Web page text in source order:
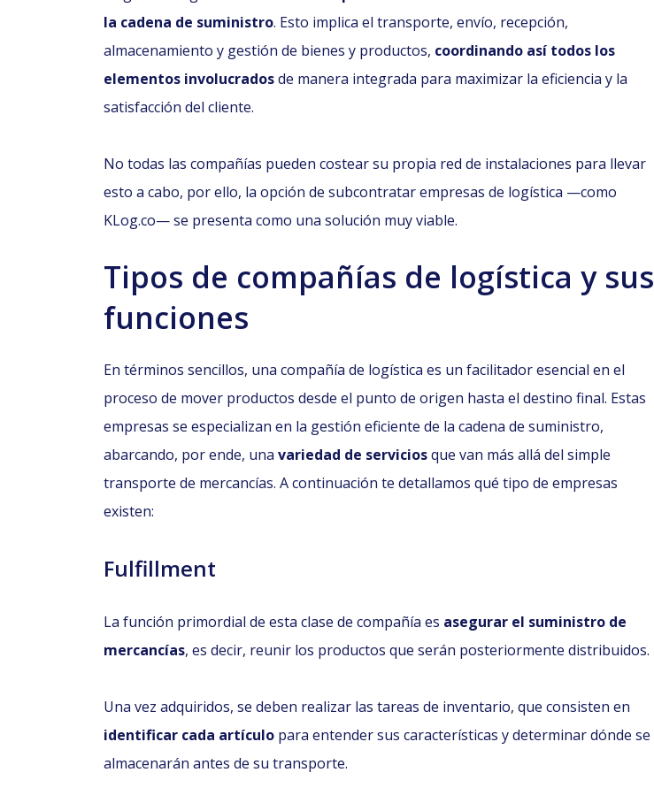
la cadena de suministro. Esto implica el transporte, envío, recepción,
almacenamiento y gestión de bienes y productos, coordinando así todos los
elementos involucradosde manera integrada para maximizar la eficiencia y la
satisfacción del cliente.
No todas las compañías pueden costear su propia red de instalaciones para llevar
esto a cabo, por ello, la opción de subcontratar empresas de logística —como
KLog.co— se presenta como una solución muy viable.
Tipos de compañías de logística y sus
funciones
En términos sencillos, una compañía de logística es un facilitador esencial en el
proceso de mover productos desde el punto de origen hasta el destino final. Estas
empresas se especializan en la gestión eficiente de la cadena de suministro,
abarcando, por ende, una variedad de serviciosque van más allá del simple
transporte de mercancías. A continuación te detallamos qué tipo de empresas
existen:
Fulfillment
La función primordial de esta clase de compañía es asegurar el suministro de
mercancías, es decir, reunir los productos que serán posteriormente distribuidos.
Una vez adquiridos, se deben realizar las tareas de inventario, que consisten en
identificar cada artículo para entender sus características y determinar dónde se
almacenarán antes de su transporte.